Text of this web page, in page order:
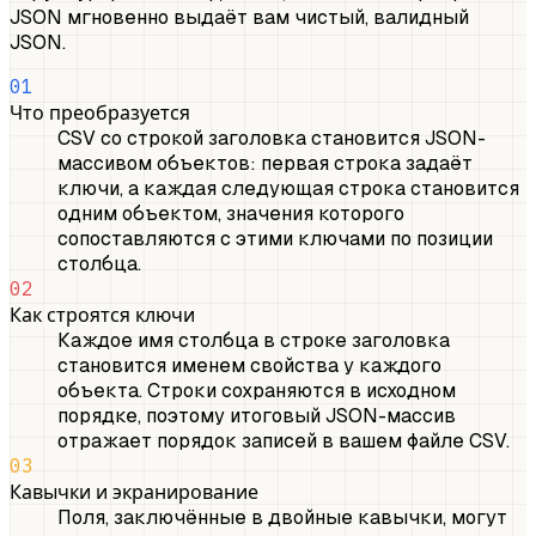
JSON мгновенно выдаёт вам чистый, валидный
JSON.
01
Что преобразуется
CSV со строкой заголовка становится JSON-
массивом объектов: первая строка задаёт
ключи, а каждая следующая строка становится
одним объектом, значения которого
сопоставляются с этими ключами по позиции
столбца.
02
Как строятся ключи
Каждое имя столбца в строке заголовка
становится именем свойства у каждого
объекта. Строки сохраняются в исходном
порядке, поэтому итоговый JSON-массив
отражает порядок записей в вашем файле CSV.
03
Кавычки и экранирование
Поля, заключённые в двойные кавычки, могут